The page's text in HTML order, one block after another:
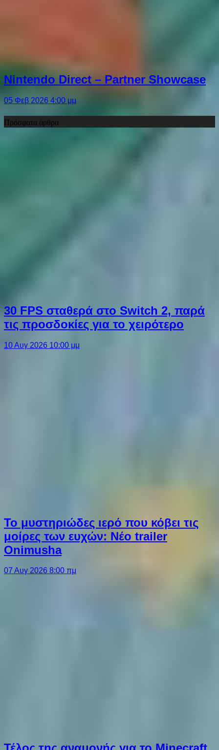
Nintendo Direct – Partner Showcase
05 Φεβ 2026 4:00 μμ
Πρόσφατα άρθρα
30 FPS σταθερά στο Switch 2, παρά
τις προσδοκίες για το χειρότερο
10 Αυγ 2026 10:00 μμ
Το μυστηριώδες ιερό που κόβει τις
μοίρες των ευχών: Νέο trailer
Onimusha
07 Αυγ 2026 8:00 πμ